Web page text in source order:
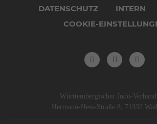
DATENSCHUTZ
INTERN
COOKIE-
Württembergischer Judo-Verband
Hermann-Hess-Straße 8, 71332